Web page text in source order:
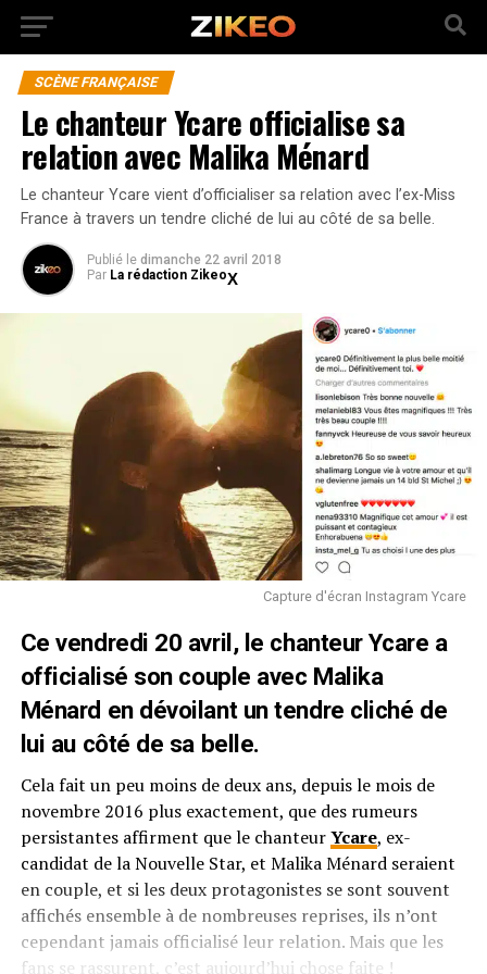
SCÈNE FRANÇAISE
Le chanteur Ycare officialise sa
relation avec Malika Ménard
Le chanteur Ycare vient d’officialiser sa relation avec l’ex-Miss
France à travers un tendre cliché de lui au côté de sa belle.
Publié le dimanche 22 avril 2018
Par La rédaction Zikeo
Capture d'écran Instagram Ycare
Ce vendredi 20 avril, le chanteur Ycare a
officialisé son couple avec Malika
Ménard en dévoilant un tendre cliché de
lui au côté de sa belle.
Cela fait un peu moins de deux ans, depuis le mois de
novembre 2016 plus exactement, que des rumeurs
persistantes affirment que le chanteurYcare, ex-
candidat de la Nouvelle Star, et Malika Ménard seraient
en couple, et si les deux protagonistes se sont souvent
affichés ensemble à de nombreuses reprises, ils n’ont
cependant jamais officialisé leur relation. Mais que les
fans se rassurent, c’est aujourd’hui chose faite !